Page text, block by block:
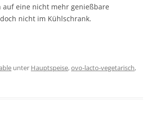
auf eine nicht mehr genießbare
nicht im Kühlschrank.
unter Hauptspeise,ovo-lacto-vegetarisch,